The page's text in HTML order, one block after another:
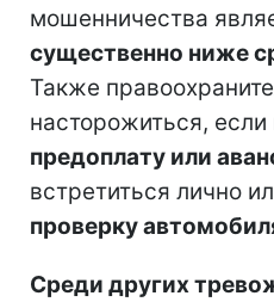
мошенничества
существенно ниже
Также
насторожиться,
предоплату или
встретиться лично
проверку
Среди других